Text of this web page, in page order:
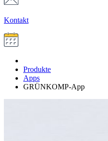
Kontakt
Produkte
Apps
GRÜNKOMP-App